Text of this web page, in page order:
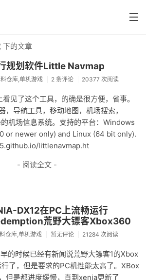
分类
系统&系统工具
硬件测评
软件
个人博客
资料仓库
废话
关于
下的文章
规划软件Little Navmap
仓库,单机游戏 2 条评论 20377 次阅读
见了这个工具，的确是很方便，省事。
，导航工具，移动地图，机场搜索，
机场信息系统。支持的平台：Windows
or newer only) and Linux (64 bit only).
littlenavmap.ht
- 阅读全文 -
DX12在PC上流畅运行
荒野大镖客Xbox360
仓库,单机游戏 暂无评论 21284 次阅读
的时候已经有新闻说荒野大镖客1的Xbox
了，但是要求的PC机性能太高了。XBox
但是都进度缓慢，直到xenia更新了